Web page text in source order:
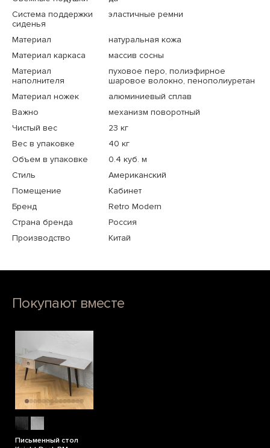
Система поддержки
сиденья
эластичные ремни
Материал
натуральная кожа
Материал каркаса
массив сосны
Материал
наполнителя
пуховое перо, полиэфирное
шаровое волокно, пенополиуретан
Материал ножек
алюминиевый сплав
Важно
механизм поворотный
Чистый вес
23 кг
Вес в упаковке
40 кг
Объем в упаковке
0.4 куб. м
Стиль
Американский
Помещение
Кабинет
Бренд
Retro Modern
Страна бренда
Россия
Производство
Китай
Покупают вместе
Письменный стол